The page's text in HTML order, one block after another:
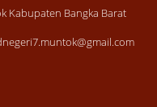
Kabupaten Bangka Barat